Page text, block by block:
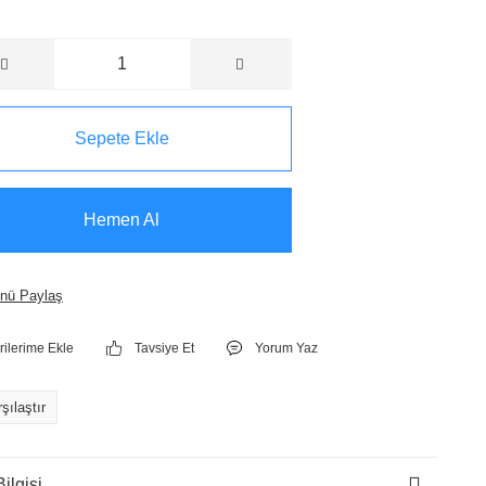
Sepete Ekle
Hemen Al
Paylaş
Tavsiye Et Yorum Yaz